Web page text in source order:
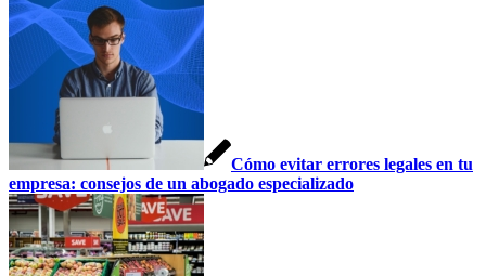
Cómo evitar errores legales en tu
empresa: consejos de un abogado especializado